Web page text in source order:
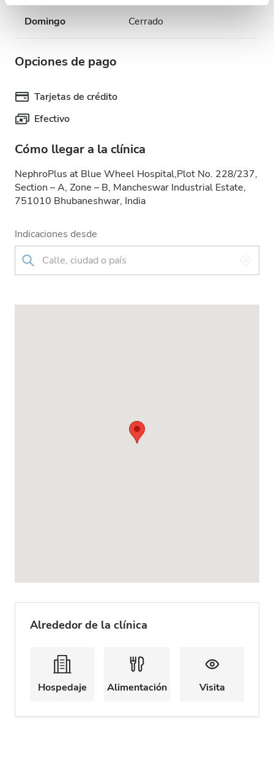
web, quienes pueden combinarla con otra información
Domingo Cerrado
Opciones de pago
Tarjetas de crédito
Efectivo
Cómo llegar a la clínica
NephroPlus at Blue Wheel Hospital,Plot No. 228/237,
Section – A, Zone – B, Mancheswar Industrial Estate,
751010 Bhubaneshwar, India
Indicaciones desde
Alrededor de la clínica
Hospedaje Alimentación Visita